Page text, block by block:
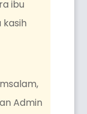
ibu
kasih
Admin